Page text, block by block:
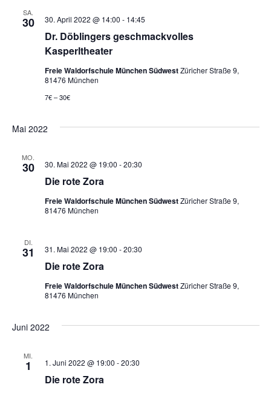
SA.
30
Dr. Döblingers geschmackvolles
Kasperltheater
30. April 2022 @ 14:00 - 14:45
Freie Waldorfschule München SüdwestZüricher Straße 9,
81476 München
7€ – 30€
Mai 2022
MO.
30
Die rote Zora
30. Mai 2022 @ 19:00 -20:30
Freie Waldorfschule München SüdwestZüricher Straße 9,
81476 München
DI.
31
Die rote Zora
31. Mai 2022 @ 19:00 -20:30
Freie Waldorfschule München SüdwestZüricher Straße 9,
81476 München
Juni 2022
MI.
1
Die rote Zora
1. Juni 2022 @ 19:00 -20:30